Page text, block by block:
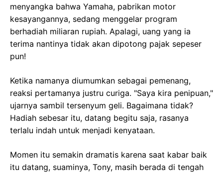
menyangka bahwa Yamaha, pabrikan motor
kesayangannya, sedang menggelar program
berhadiah miliaran rupiah. Apalagi, uang yang ia
terima nantinya tidak akan dipotong pajak sepeser
pun!
Ketika namanya diumumkan sebagai pemenang,
reaksi pertamanya justru curiga. "Saya kira penipuan,"
ujarnya sambil tersenyum geli. Bagaimana tidak?
Hadiah sebesar itu, datang begitu saja, rasanya
terlalu indah untuk menjadi kenyataan.
Momen itu semakin dramatis karena saat kabar baik
itu datang, suaminya, Tony, masih berada di tengah